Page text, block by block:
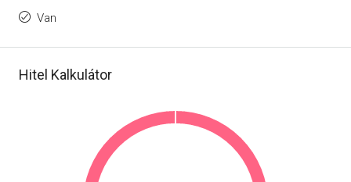
Van
Hitel Kalkulátor